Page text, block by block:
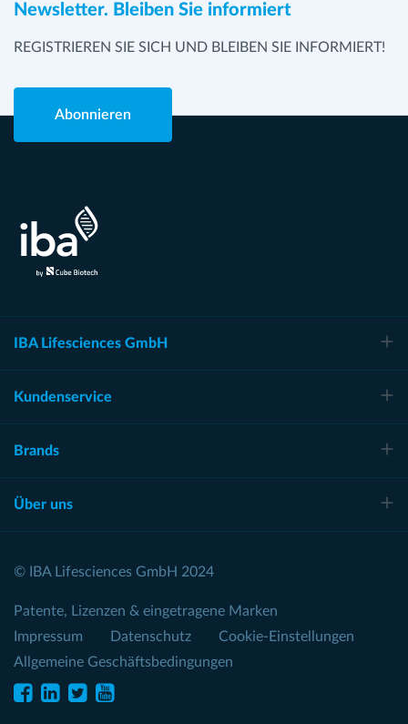
Newsletter. Bleiben Sie informiert
REGISTRIEREN SIE SICH UND BLEIBEN SIE INFORMIERT!
Abonnieren
IBA Lifesciences GmbH
Kundenservice
Brands
Über uns
© IBA Lifesciences GmbH 2024
Patente, Lizenzen & eingetragene Marken
Impressum
Datenschutz
Cookie-Einstellungen
Allgemeine Geschäftsbedingungen